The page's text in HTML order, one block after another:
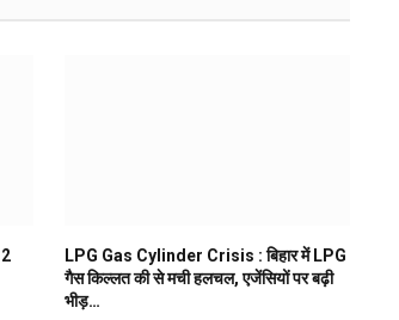
LPG Gas Cylinder Crisis : बिहार में LPG
गैस किल्लत की से मची हलचल, एजेंसियों पर बढ़ी
भीड़…